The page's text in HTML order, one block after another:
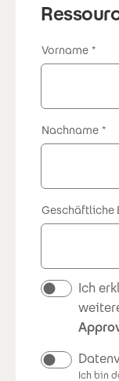
Vorname
Nachname
Geschäftliche
Ich
Ich bin